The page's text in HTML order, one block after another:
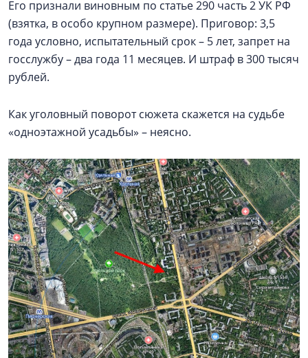
Его признали виновным по статье 290 часть 2 УК РФ
(взятка, в особо крупном размере). Приговор: 3,5
года условно, испытательный срок – 5 лет, запрет на
госслужбу – два года 11 месяцев. И штраф в 300 тысяч
рублей.
Как уголовный поворот сюжета скажется на судьбе
«одноэтажной усадьбы» – неясно.